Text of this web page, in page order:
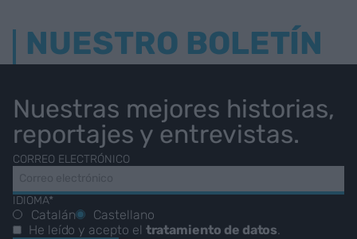
NUESTRO BOLETÍN
Nuestras mejores historias,
reportajes y entrevistas.
CORREO ELECTRÓNICO
IDIOMA*
Catalán
Castellano
He leído y acepto el tratamiento de datos.